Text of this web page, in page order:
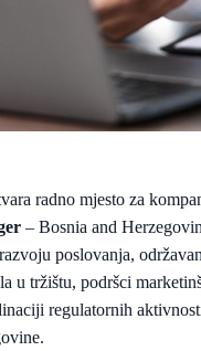
radno mjesto za
– Bosnia and
poslovanja,
u tržištu, podršci
regulatornih